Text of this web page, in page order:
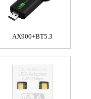
AX900+BT5.3